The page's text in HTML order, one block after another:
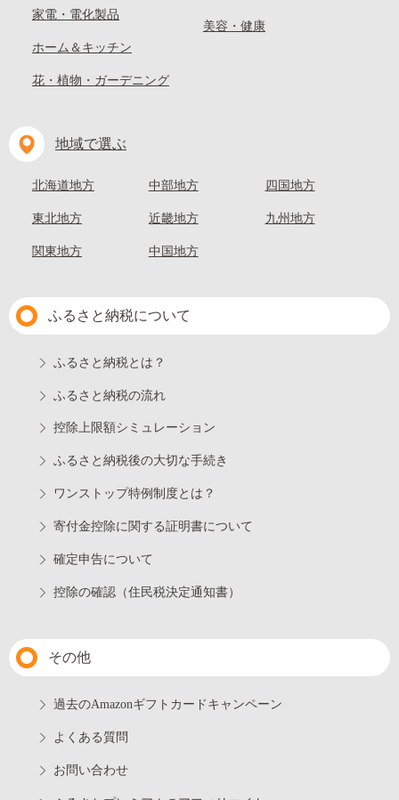
家電・電化製品
ホーム＆キッチン
花・植物・ガーデニング
美容・健康
地域で選ぶ
北海道地方
東北地方
関東地方
中部地方
近畿地方
中国地方
四国地方
九州地方
ふるさと納税について
ふるさと納税とは？
ふるさと納税の流れ
控除上限額シミュレーション
ふるさと納税後の大切な手続き
ワンストップ特例制度とは？
寄付金控除に関する証明書について
確定申告について
控除の確認（住民税決定通知書）
その他
過去のAmazonギフトカードキャンペーン
よくある質問
お問い合わせ